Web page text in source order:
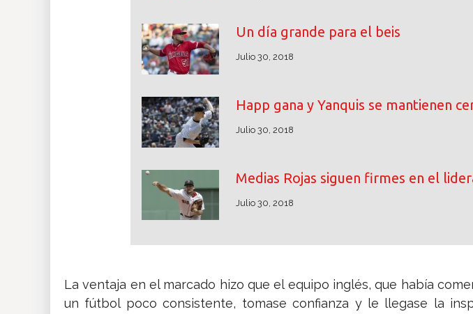
Un día grande para el beis
Julio 30, 2018
Happ gana y Yanquis se mantienen
Julio 30, 2018
Medias Rojas siguen firmes en el
Julio 30, 2018
La ventaja en el marcado hizo que el equipo inglés, que había
un fútbol poco consistente, tomase confianza y le llegase la